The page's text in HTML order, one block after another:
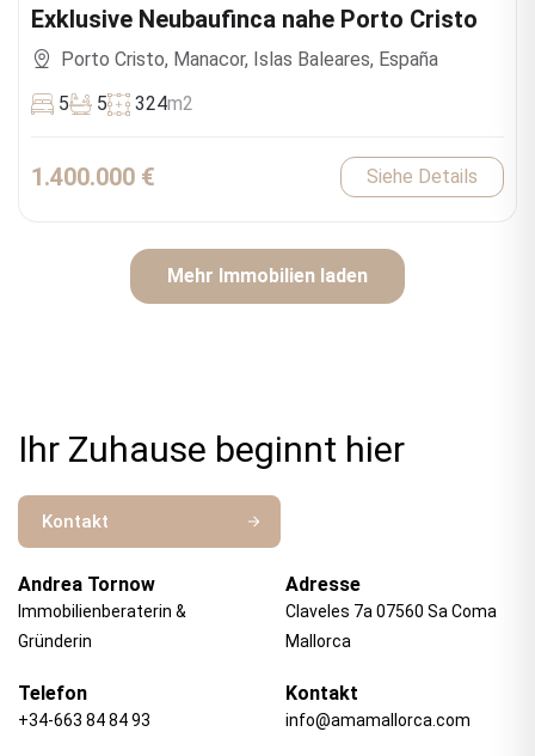
Exklusive Neubaufinca nahe Porto Cristo
Porto Cristo, Manacor, Islas Baleares, España
5
5 324m2
1.400.000 € Siehe Details
Mehr Immobilien laden
Ihr Zuhause beginnt hier
Kontakt
Andrea Tornow
Immobilienberaterin &
Gründerin
Adresse
Claveles 7a 07560 Sa Coma
Mallorca
Telefon
+34-663 84 84 93
Kontakt
info@amamallorca.com